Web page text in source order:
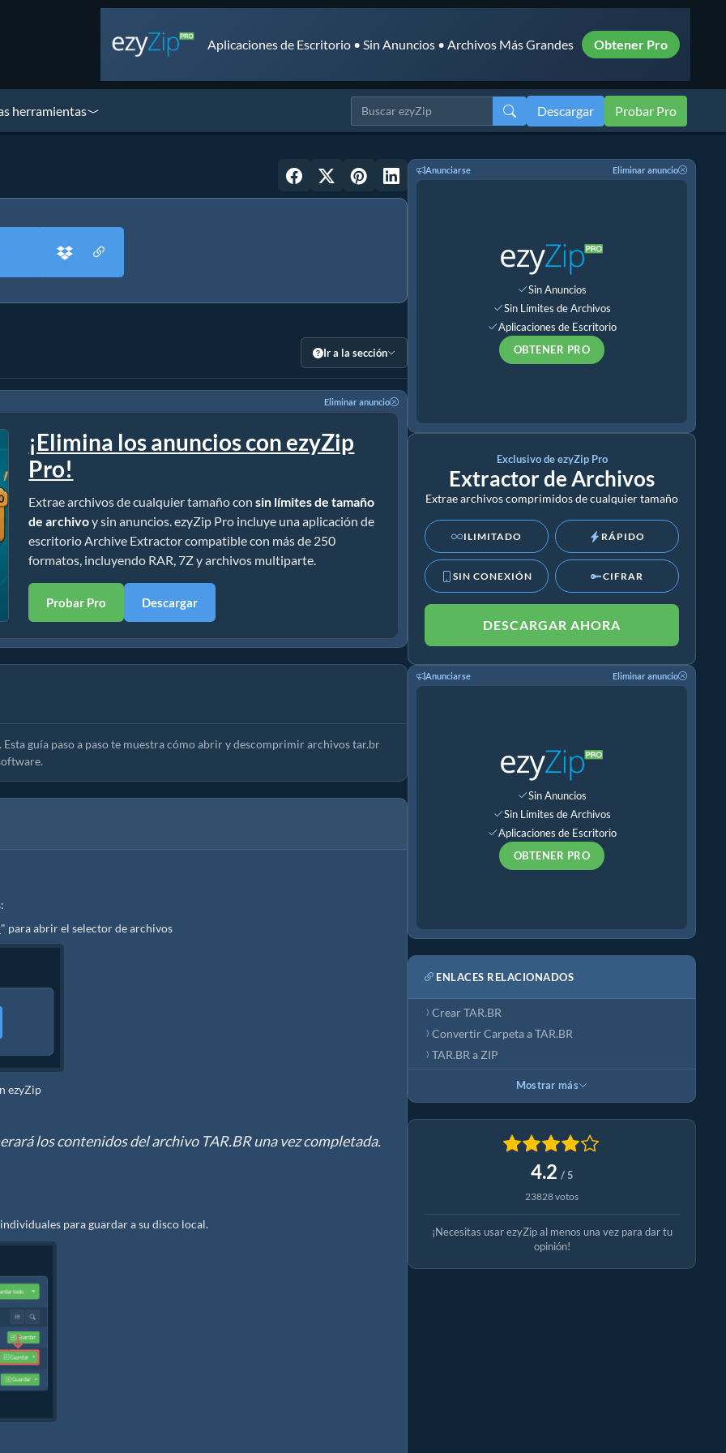
Aplicaciones de Escritorio • Sin Anuncios • Archivos Más Grandes Obtener Pro
herramientas Descargar Probar Pro
Ir a la sección
Eliminar anuncio
¡Elimina los anuncios con ezyZip
Pro!
Extrae archivos de cualquier tamaño consin límites de tamaño
de archivoy sin anuncios. ezyZip Pro incluye una aplicación de
escritorio Archive Extractor compatible con más de 250
formatos, incluyendo RAR, 7Z y archivos multiparte.
Probar Pro Descargar
guía paso a paso te muestra cómo abrir y descomprimir archivos tar.br
" para abrir el selector de archivos
ezyZip
los contenidos del archivo TAR.BR una vez completada.
para guardar a su disco local.
Anunciarse Eliminar anuncio
Sin Anuncios
Sin Límites de Archivos
Aplicaciones de Escritorio
OBTENER PRO
Exclusivo de ezyZip Pro
Extractor de Archivos
Extrae archivos comprimidos de cualquier tamaño
ILIMITADO RÁPIDO
SIN CONEXIÓN CIFRAR
DESCARGAR AHORA
Anunciarse Eliminar anuncio
Sin Anuncios
Sin Límites de Archivos
Aplicaciones de Escritorio
OBTENER PRO
ENLACES RELACIONADOS
Crear TAR.BR
Convertir Carpeta a TAR.BR
TAR.BR a ZIP
Mostrar más
4.2 / 5
23828 votos
¡Necesitas usar ezyZip al menos una vez para dar tu
opinión!